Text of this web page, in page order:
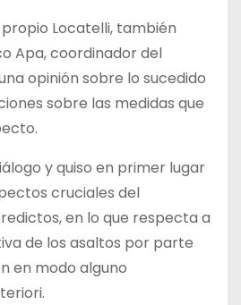
Locatelli, también
Apa, coordinador del
opinión sobre lo sucedido
sobre las medidas que
y quiso en primer lugar
cruciales del
en lo que respecta a
de los asaltos por parte
en modo alguno